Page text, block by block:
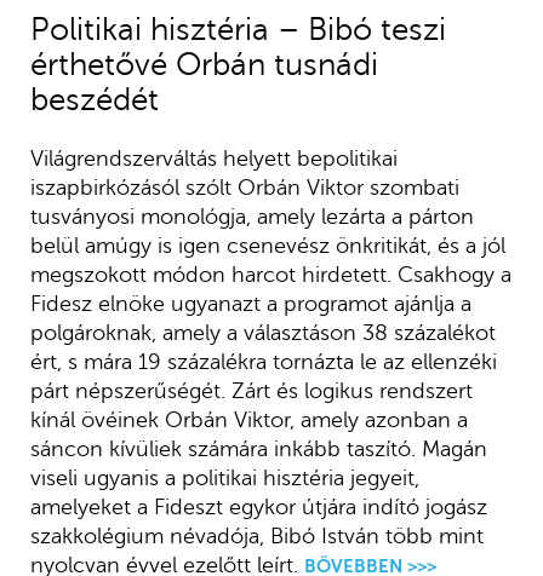
Politikai hisztéria – Bibó teszi
érthetővé Orbán tusnádi
beszédét
Világrendszerváltás helyett bepolitikai
iszapbirkózásól szólt Orbán Viktor szombati
tusványosi monológja, amely lezárta a párton
belül amúgy is igen csenevész önkritikát, és a jól
megszokott módon harcot hirdetett. Csakhogy a
Fidesz elnöke ugyanazt a programot ajánlja a
polgároknak, amely a választáson 38 százalékot
ért, s mára 19 százalékra tornázta le az ellenzéki
párt népszerűségét. Zárt és logikus rendszert
kínál övéinek Orbán Viktor, amely azonban a
sáncon kívüliek számára inkább taszító. Magán
viseli ugyanis a politikai hisztéria jegyeit,
amelyeket a Fideszt egykor útjára indító jogász
szakkolégium névadója, Bibó István több mint
nyolcvan évvel ezelőtt leírt.
BŐVEBBEN >>>